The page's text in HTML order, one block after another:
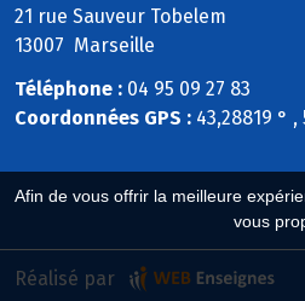
Afin de vous offrir la meilleure
vous
21 rue Sauveur Tobelem
13007 Marseille
Téléphone : 04 95 09 27 83
Coordonnées GPS : 43,28819 ° ,
Réalisé par